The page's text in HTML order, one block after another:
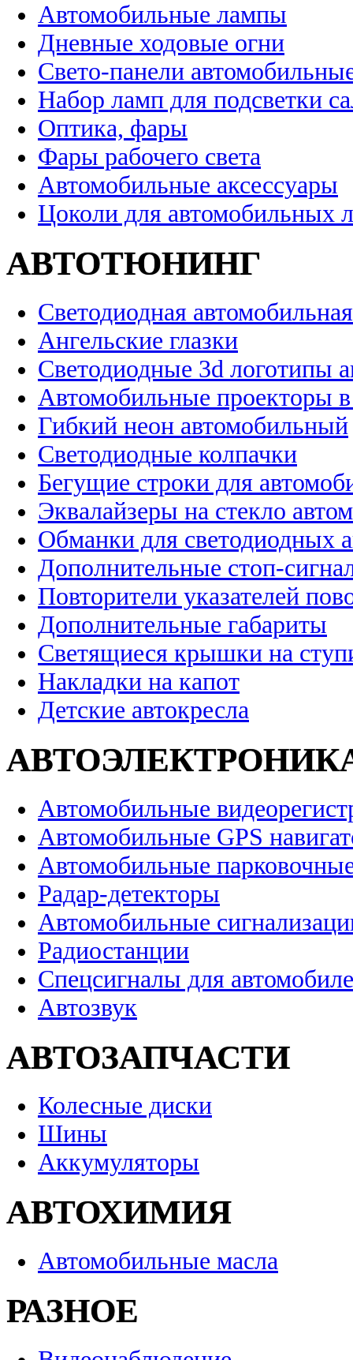
Автомобильные лампы
Дневные ходовые огни
Свето-панели
Набор ламп для подсветки
Оптика, фары
Фары рабочего света
Автомобильные аксессуары
Цоколи для автомобильных
АВТОТЮНИНГ
Светодиодная
Ангельские глазки
Светодиодные 3d логотипы
Автомобильные проекторы
Гибкий неон автомобильный
Светодиодные колпачки
Бегущие строки для
Эквалайзеры на стекло
Обманки для светодиодных
Дополнительные стоп-
Повторители указателей
Дополнительные габариты
Светящиеся крышки на
Накладки на капот
Детские автокресла
Автомобильные
Автомобильные GPS
Автомобильные
Радар-детекторы
Автомобильные
Радиостанции
Спецсигналы для
Автозвук
АВТОЗАПЧАСТИ
Колесные диски
Шины
Аккумуляторы
АВТОХИМИЯ
Автомобильные масла
РАЗНОЕ